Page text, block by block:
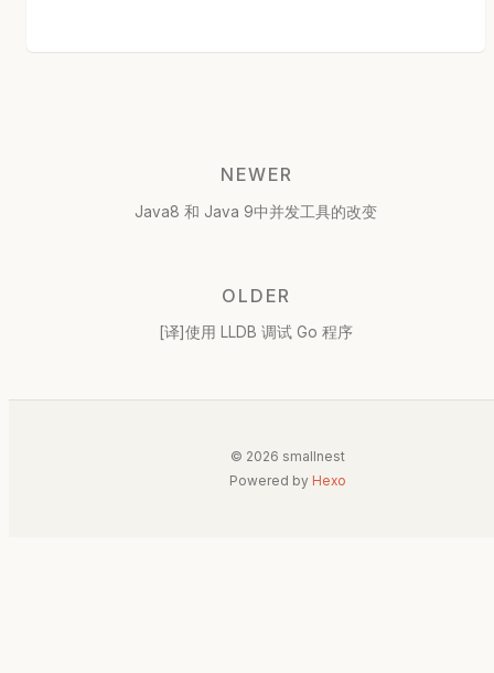
NEWER
Java8 和 Java 9中并发工具的改变
OLDER
[译]使用 LLDB 调试 Go 程序
© 2026 smallnest
Powered by Hexo